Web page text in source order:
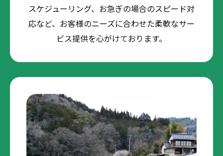
スケジューリング、お急ぎの場合のスピード対
応など、お客様のニーズに合わせた柔軟なサー
ビス提供を心がけております。